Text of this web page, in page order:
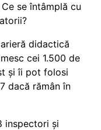
se întâmplă cu
didactică
cei 1.500 de
și îi pot folosi
dacă rămân în
inspectori și